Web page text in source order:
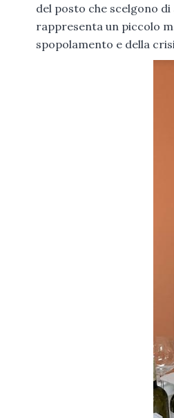
del posto che scelgono
rappresenta un piccolo
spopolamento e della